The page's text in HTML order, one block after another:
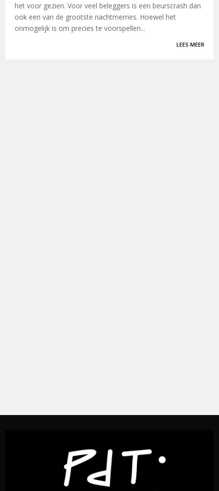
het voor gezien. Voor veel beleggers is een beurscrash dan
ook een van de grootste nachtmerries. Hoewel het
onmogelijk is om precies te voorspellen...
LEES MEER